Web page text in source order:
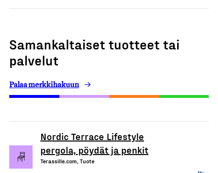
Samankaltaiset tuotteet tai
palvelut
Palaa merkkihakuun
Nordic Terrace Lifestyle
pergola, pöydät ja penkit
Terassille.com, Tuote